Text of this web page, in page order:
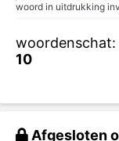
woord in uitdrukking
woordenschat:
10
Afgesloten